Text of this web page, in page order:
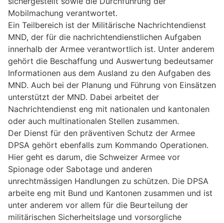
Mobilmachung verantwortet.
Ein Teilbereich ist der Militärische Nachrichtendienst
MND, der für die nachrichtendienstlichen Aufgaben
innerhalb der Armee verantwortlich ist. Unter anderem
gehört die Beschaffung und Auswertung bedeutsamer
Informationen aus dem Ausland zu den Aufgaben des
MND. Auch bei der Planung und Führung von Einsätzen
unterstützt der MND. Dabei arbeitet der
Nachrichtendienst eng mit nationalen und kantonalen
oder auch multinationalen Stellen zusammen.
Der Dienst für den präventiven Schutz der Armee
DPSA gehört ebenfalls zum Kommando Operationen.
Hier geht es darum, die Schweizer Armee vor
Spionage oder Sabotage und anderen
unrechtmässigen Handlungen zu schützen. Die DPSA
arbeite eng mit Bund und Kantonen zusammen und ist
unter anderem vor allem für die Beurteilung der
militärischen Sicherheitslage und vorsorgliche